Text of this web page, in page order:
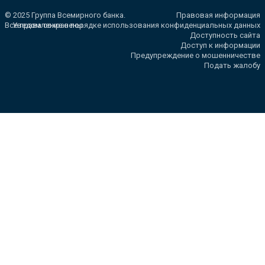
© 2025 Группа Всемирного банка.
Все права сохранены.
Правовая информация
Уведомление о порядке использования конфиденциальных данных
Доступность сайта
Доступ к информации
Предупреждение о мошенничестве
Подать жалобу